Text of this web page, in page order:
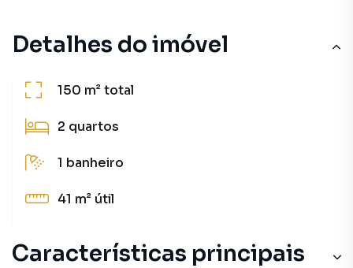
Detalhes do imóvel
150 m²total
2 quartos
1 banheiro
41 m² útil
Características principais